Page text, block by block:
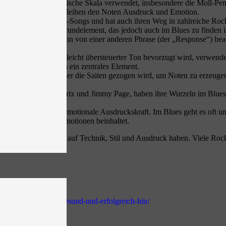
die pentatonische Skala verwendet, insbesondere die Moll-
und verleihen den Noten Ausdruck und Emotion.
vieler Blues-Songs und hat auch ihren Weg in zahlreiche
Akkorde) ein Grundelement, das jedoch auch im Blues zu finden
gespielt und dann von einer anderen Phrase (der „Response“)
oft ein klarer oder leicht übersteuerter Ton bevorzugt wird,
Phrasen oder Riffs ein zentrales Element.
Metall-Slide) über die Saiten gezogen wird, um Noten zu
Jimi Hendrix und Jimmy Page, haben ihre Wurzeln im
großen Wert auf emotionale Ausdruckskraft. Im Blues geht es oft
tieferen, rohen Emotionen beinhaltet.
in Bezug auf Technik, Stil und Ausdruck haben. Viele
ich-das-gesund-und-erfolgreich-hin/